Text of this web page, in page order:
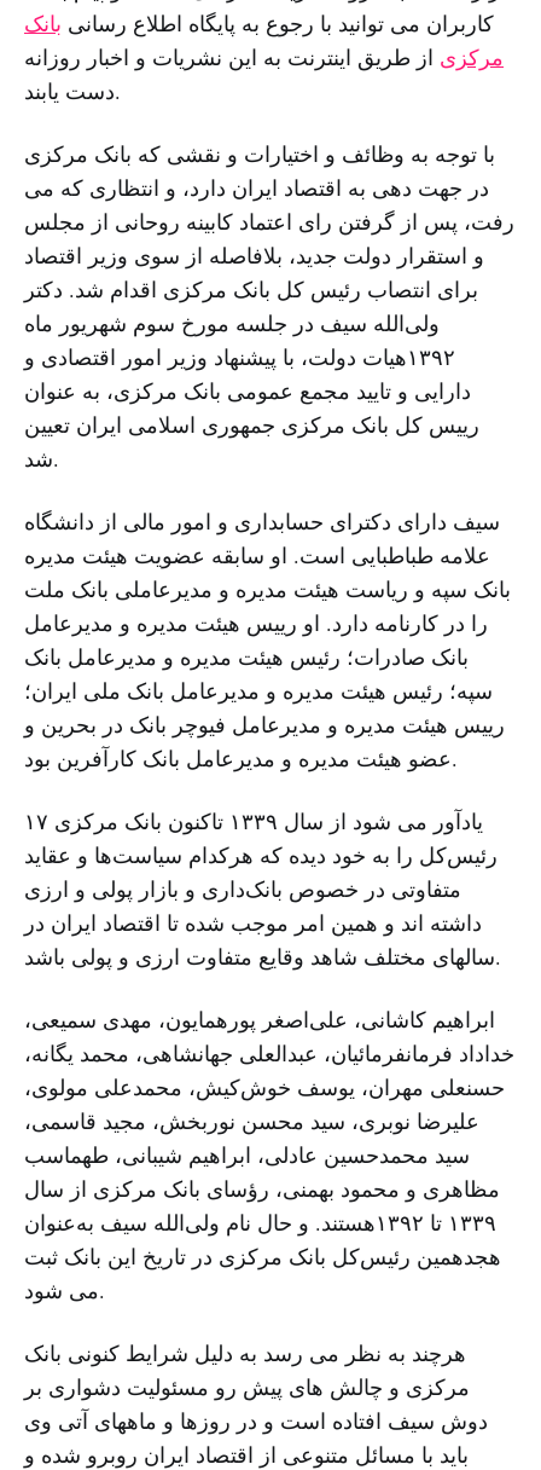
کاربران می توانید با رجوع به پایگاه اطلاع رسانی بانک
مرکزی از طریق اینترنت به این نشریات و اخبار روزانه
دست یابند.
با توجه به وظائف و اختیارات و نقشی که بانک مرکزی
در جهت دهی به اقتصاد ایران دارد، و انتظاری که می
رفت، پس از گرفتن رای اعتماد کابینه روحانی از مجلس
و استقرار دولت جدید، بلافاصله از سوی وزیر اقتصاد
برای انتصاب رئیس کل بانک مرکزی اقدام شد. دکتر
ولی‌الله سیف در جلسه مورخ سوم شهریور ماه
١۳٩٢هیات دولت، با پیشنهاد وزیر امور اقتصادی و
دارایی و تایید مجمع عمومی بانک مرکزی،‌ به عنوان
رییس کل بانک مرکزی جمهوری اسلامی ایران تعیین
شد.
سیف دارای دکترای حسابداری و امور مالی از دانشگاه
علامه طباطبایی است. او سابقه عضویت هیئت مدیره
بانک سپه و ریاست هیئت مدیره و مدیرعاملی بانک ملت
را در کارنامه دارد. او رییس هیئت مدیره و مدیرعامل
بانک صادرات؛ رئیس هیئت مدیره و مدیرعامل بانک
سپه؛ رئیس هیئت مدیره و مدیرعامل بانک ملی ایران؛
رییس هیئت مدیره و مدیرعامل فیوچر بانک در بحرین و
عضو هیئت مدیره و مدیرعامل بانک کارآفرین بود.
یادآور می شود از سال ١۳۳٩ تاکنون بانک مرکزی ١۷
رئیس‌کل را به خود دیده که هرکدام سیاست‌ها و عقاید
متفاوتی در خصوص بانک‌داری و بازار پولی و ارزی
داشته اند و همین امر موجب شده تا اقتصاد ایران در
سالهای مختلف شاهد وقایع متفاوت ارزی و پولی باشد.
ابراهیم کاشانی، علی‌اصغر پورهمایون، مهدی سمیعی،
خداداد فرمانفرمائیان، عبدالعلی جهانشاهی، محمد یگانه،
حسنعلی مهران، یوسف خوش‌کیش، محمدعلی مولوی،
علیرضا نوبری، سید محسن نوربخش، مجید قاسمی،
سید محمدحسین عادلی، ابراهیم شیبانی، طهماسب
مظاهری و محمود بهمنی، رؤسای بانک مرکزی از سال
١۳۳٩ تا ١۳٩٢هستند. و حال نام ولی‌الله سیف به‌عنوان
هجدهمین رئیس‌کل بانک مرکزی در تاریخ این بانک ثبت
می شود.
هرچند به نظر می رسد به دلیل شرایط کنونی بانک
مرکزی و چالش های پیش رو مسئولیت دشواری بر
دوش سیف افتاده است و در روزها و ماههای آتی وی
باید با مسائل متنوعی از اقتصاد ایران روبرو شده و